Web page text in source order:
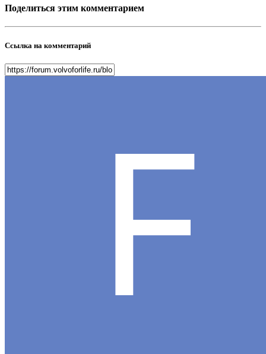
Поделиться этим комментарием
Ссылка на комментарий